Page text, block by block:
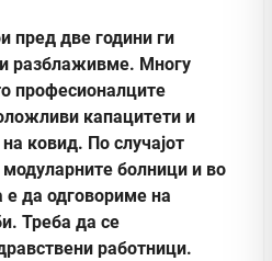
пред две години ги
разблаживме. Многу
професионалците
капацитети и
ковид. По случајот
модуларните болници и во
да одговориме на
Треба да се
работници.